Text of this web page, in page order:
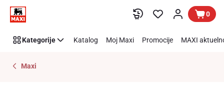
Preskoči link 0
Kategorije Katalog Moj Maxi Promocije MAXI
Maxi